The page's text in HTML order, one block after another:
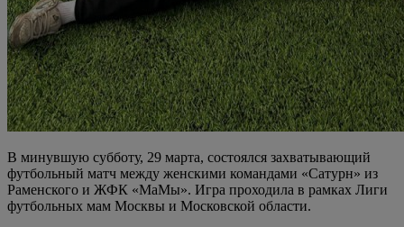
В минувшую субботу, 29 марта, состоялся захватывающий
футбольный матч между женскими командами «Сатурн» из
Раменского и ЖФК «МаМы». Игра проходила в рамках Лиги
футбольных мам Москвы и Московской области.